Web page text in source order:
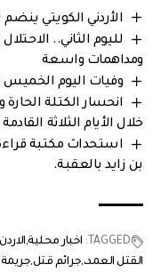
الأردني الكويتي
لليوم الثاني..
ومداهمات واسعة
وفيات اليوم الخميس 2026/8/6
انحسار الكتلة
خلال الأيام الثلاثة القادمة
استحداث مكتبة
بن زايد بالعقبة.
TAGGED: اخبار محلية الاردن
القتل العمد،جرائم قتل